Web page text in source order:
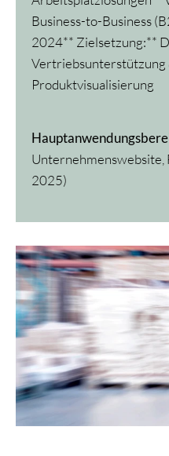
Business-to-Business
2024** Zielsetzung:**
Vertriebsunterstützung
Produktvisualisierung
Unternehmenswebsite,
2025)